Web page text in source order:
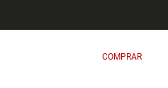
COMPRAR